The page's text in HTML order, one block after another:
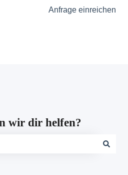
Übersetzungen anzeigen
Anfrage einreichen
wir dir helfen?